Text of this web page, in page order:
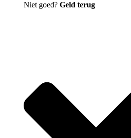
Niet goed? Geld terug